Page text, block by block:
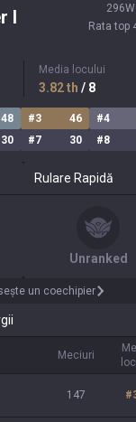
I 296W
Rata top
Media locului
3.82th / 8
48 #3 46 #4
30 #7 30 #8
Rulare Rapidă
Unranked
un coechipier
Meciuri
147 #